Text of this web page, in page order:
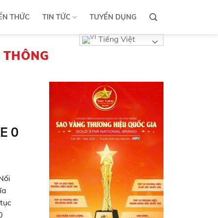
THỨC TIN TỨC TUYỂN DỤNG
Tiếng Việt
0